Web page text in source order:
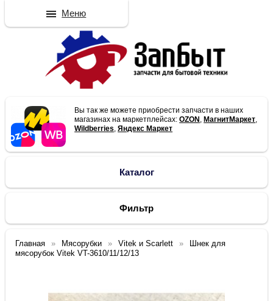
Вы так же можете приобрести запчасти в наших
магазинах на маркетплейсах:OZON , МагнитМаркет,
Wildberries,Яндекс Маркет
Каталог
Фильтр
Главная Мясорубки Vitek и Scarlett
Шнек для
мясорубок Vitek VT-3610/11/12/13
Меню